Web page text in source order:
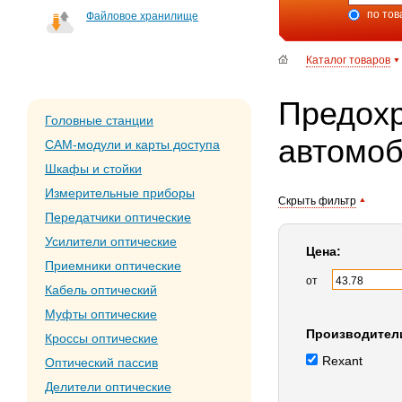
Файловое хранилище по
Каталог товаров
Головные станции
CAM-модули и карты доступа
Шкафы и стойки
Измерительные приборы
Передатчики оптические
Усилители оптические
Приемники оптические
Кабель оптический
Муфты оптические
Кроссы оптические
Оптический пассив
Делители оптические
Скрыть фильтр
Цена:
от
Rexant